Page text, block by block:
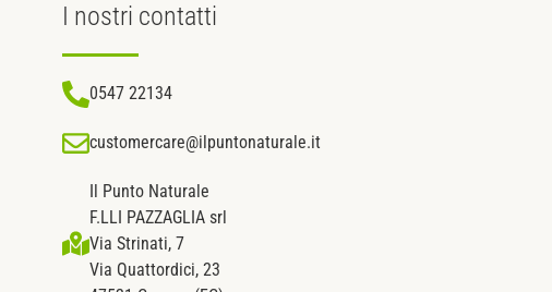
I nostri contatti
0547 22134
customercare@ilpuntonaturale.it
Il Punto Naturale
F.LLI PAZZAGLIA srl
Via Strinati, 7
Via Quattordici, 23